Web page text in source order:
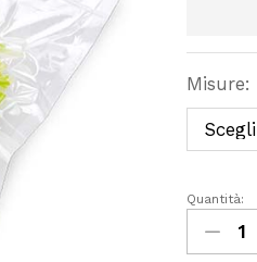
Misure:
Buste
Quantità: